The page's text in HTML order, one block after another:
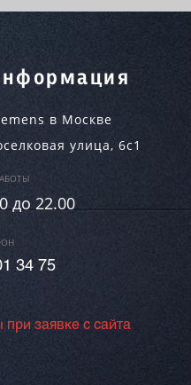
в Москве
улица, 6с1
до 22.00
34 75
при заявке с сайта